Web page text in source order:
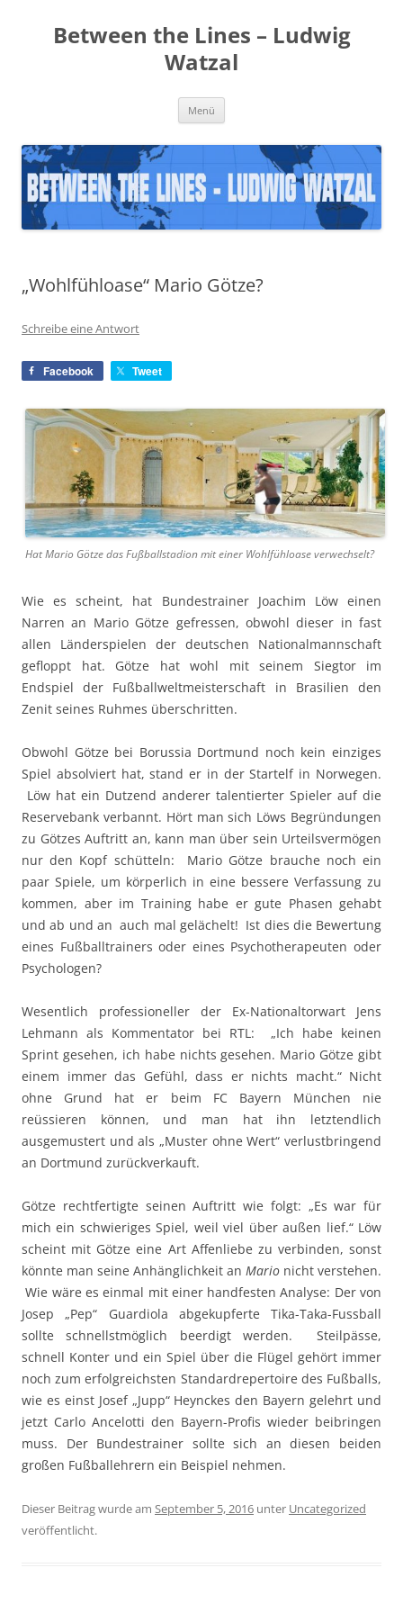
springenBetween the Lines – Ludwig
Watzal
Menü
„Wohlfühloase“ Mario Götze?
Schreibe eine Antwort
Facebook Tweet
Hat Mario Götze das Fußballstadion mit einer Wohlfühloase verwechselt?
Wie es scheint, hat Bundestrainer Joachim Löw einen
Narren an Mario Götze gefressen, obwohl dieser in fast
allen Länderspielen der deutschen Nationalmannschaft
gefloppt hat. Götze hat wohl mit seinem Siegtor im
Endspiel der Fußballweltmeisterschaft in Brasilien den
Zenit seines Ruhmes überschritten.
Obwohl Götze bei Borussia Dortmund noch kein einziges
Spiel absolviert hat, stand er in der Startelf in Norwegen.
Löw hat ein Dutzend anderer talentierter Spieler auf die
Reservebank verbannt. Hört man sich Löws Begründungen
zu Götzes Auftritt an, kann man über sein Urteilsvermögen
nur den Kopf schütteln: Mario Götze brauche noch ein
paar Spiele, um körperlich in eine bessere Verfassung zu
kommen, aber im Training habe er gute Phasen gehabt
und ab und an auch mal gelächelt! Ist dies die Bewertung
eines Fußballtrainers oder eines Psychotherapeuten oder
Psychologen?
Wesentlich professioneller der Ex-Nationaltorwart Jens
Lehmann als Kommentator bei RTL: „Ich habe keinen
Sprint gesehen, ich habe nichts gesehen. Mario Götze gibt
einem immer das Gefühl, dass er nichts macht.“ Nicht
ohne Grund hat er beim FC Bayern München nie
reüssieren können, und man hat ihn letztendlich
ausgemustert und als „Muster ohne Wert“ verlustbringend
an Dortmund zurückverkauft.
Götze rechtfertigte seinen Auftritt wie folgt: „Es war für
mich ein schwieriges Spiel, weil viel über außen lief.“ Löw
scheint mit Götze eine Art Affenliebe zu verbinden, sonst
könnte man seine Anhänglichkeit an Mario nicht verstehen.
Wie wäre es einmal mit einer handfesten Analyse: Der von
Josep „Pep“ Guardiola abgekupferte Tika-Taka-Fussball
sollte schnellstmöglich beerdigt werden. Steilpässe,
schnell Konter und ein Spiel über die Flügel gehört immer
noch zum erfolgreichsten Standardrepertoire des Fußballs,
wie es einst Josef „Jupp“ Heynckes den Bayern gelehrt und
jetzt Carlo Ancelotti den Bayern-Profis wieder beibringen
muss. Der Bundestrainer sollte sich an diesen beiden
großen Fußballehrern ein Beispiel nehmen.
Dieser Beitrag wurde am September 5, 2016 unter Uncategorized
veröffentlicht.